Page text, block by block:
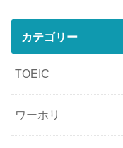
カテゴリー
TOEIC
ワーホリ